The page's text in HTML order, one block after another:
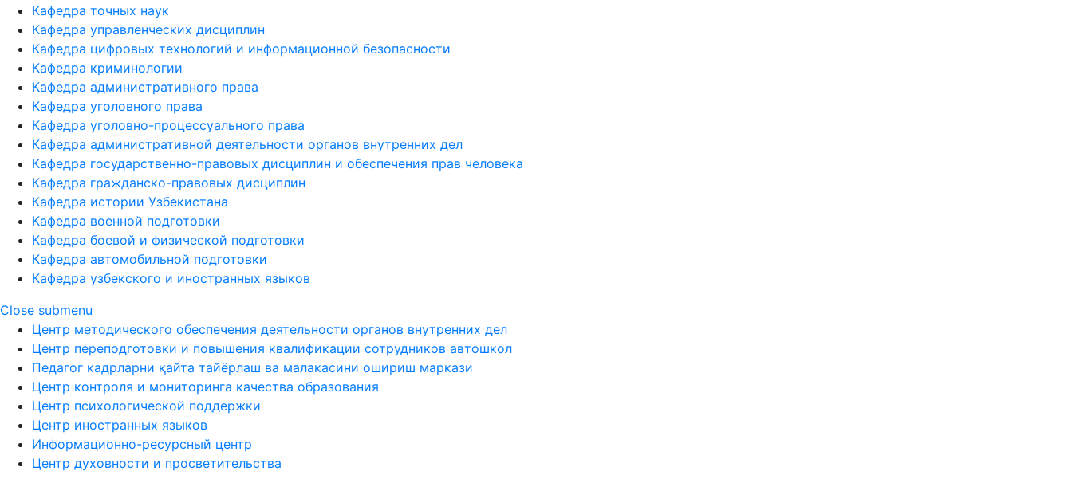
Кафедра точных наук
Кафедра управленческих дисциплин
Кафедра цифровых технологий и информационной безопасности
Кафедра криминологии
Кафедра административного права
Кафедра уголовного права
Кафедра уголовно-процессуального права
Кафедра административной деятельности органов внутренних дел
Кафедра государственно-правовых дисциплин и обеспечения прав человека
Кафедра гражданско-правовых дисциплин
Кафедра истории Узбекистана
Кафедра военной подготовки
Кафедра боевой и физической подготовки
Кафедра автомобильной подготовки
Кафедра узбекского и иностранных языков
Close submenu
Центр методического обеспечения деятельности органов внутренних дел
Центр переподготовки и повышения квалификации сотрудников автошкол
Педагог кадрларни қайта тайёрлаш ва малакасини ошириш маркази
Центр контроля и мониторинга качества образования
Центр психологической поддержки
Центр иностранных языков
Информационно-ресурсный центр
Центр духовности и просветительства